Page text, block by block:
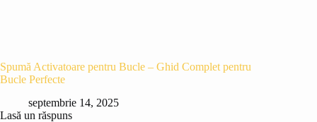
Spumă Activatoare pentru Bucle – Ghid Complet pentru
Bucle Perfecte
septembrie 14, 2025
Lasă un răspuns